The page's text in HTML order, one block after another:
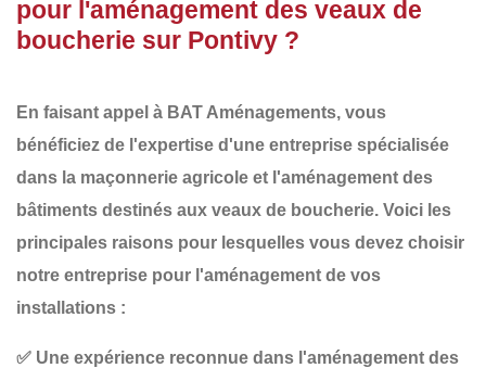
pour l'aménagement des veaux de
boucherie sur Pontivy ?
En faisant appel à BAT Aménagements, vous
bénéficiez de l'expertise d'une entreprise spécialisée
dans la maçonnerie agricole et l'aménagement des
bâtiments destinés aux veaux de boucherie. Voici les
principales raisons pour lesquelles vous devez choisir
notre entreprise pour l'aménagement de vos
installations :
✅ Une expérience reconnue dans l'aménagement des